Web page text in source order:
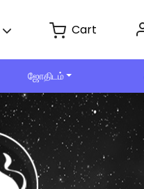
Cart
ஜோதிடம்